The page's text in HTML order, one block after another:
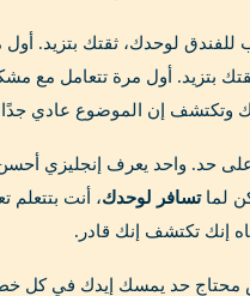
لوحدك، ثقتك بتزيد. أول
بتزيد. أول مرة تتعامل مع
وتكتشف إن الموضوع عادي جدًا،
حد. واحد يعرف إنجليزي
لماتسافر لوحدك، أنت
إنك تكتشف إنك قادر.
محتاج حد يمسك إيدك في كل